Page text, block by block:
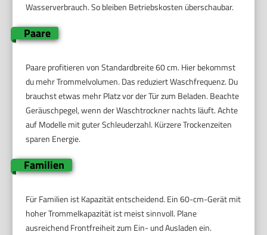
Wasserverbrauch. So bleiben Betriebskosten überschaubar.
Paare
Paare profitieren von Standardbreite 60 cm. Hier bekommst
du mehr Trommelvolumen. Das reduziert Waschfrequenz. Du
brauchst etwas mehr Platz vor der Tür zum Beladen. Beachte
Geräuschpegel, wenn der Waschtrockner nachts läuft. Achte
auf Modelle mit guter Schleuderzahl. Kürzere Trockenzeiten
sparen Energie.
Familien
Für Familien ist Kapazität entscheidend. Ein 60-cm-Gerät mit
hoher Trommelkapazität ist meist sinnvoll. Plane
ausreichend Frontfreiheit zum Ein- und Ausladen ein.